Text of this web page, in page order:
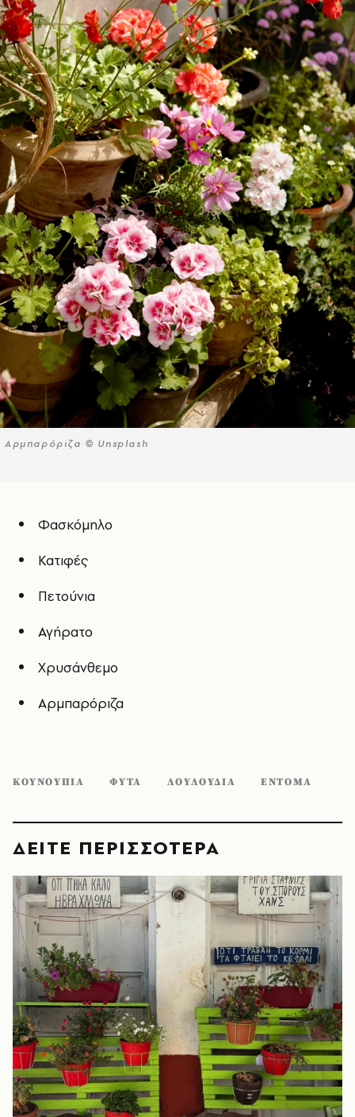
Αρμπαρόριζα © Unsplash
Φασκόμηλο
Κατιφές
Πετούνια
Αγήρατο
Xρυσάνθεμο
Αρμπαρόριζα
ΚΟΥΝΟΥΠΙΑ ΦΥΤΑ ΛΟΥΛΟΥΔΙΑ ΕΝΤΟΜΑ
ΔΕΙΤΕ ΠΕΡΙΣΣΟΤΕΡΑ